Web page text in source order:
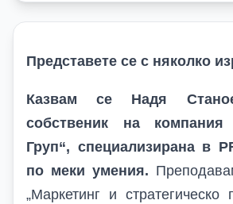
Представете се с няколко
Казвам се Надя
собственик на компания
Груп“, специализирана в
по меки умения.
„Маркетинг и стратегическо